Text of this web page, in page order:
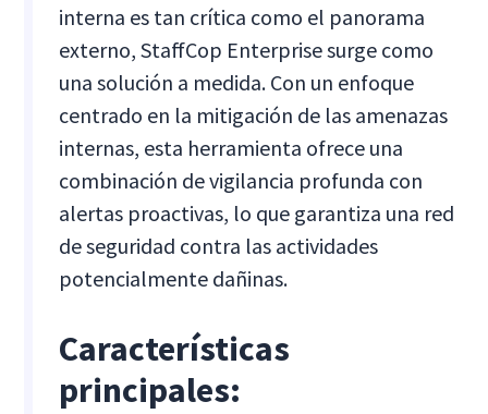
interna es tan crítica como el panorama
externo, StaffCop Enterprise surge como
una solución a medida. Con un enfoque
centrado en la mitigación de las amenazas
internas, esta herramienta ofrece una
combinación de vigilancia profunda con
alertas proactivas, lo que garantiza una red
de seguridad contra las actividades
potencialmente dañinas.
Características
principales: